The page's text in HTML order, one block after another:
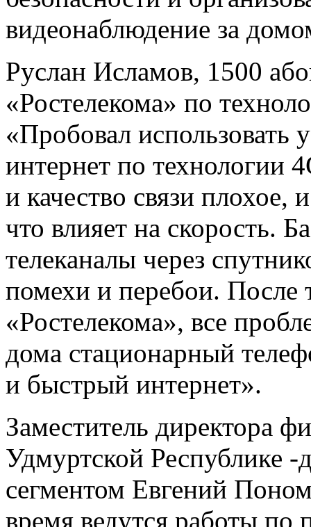
видеонаблюдение за
Руслан Исламов, 1500
«Ростелекома» по
«Пробовал использовать
интернет по технологии
и качество связи плохое,
что влияет на скорость.
телеканалы через
помехи и перебои. После
«Ростелекома», все
дома стационарный
и быстрый интернет».
Заместитель директора
Удмуртской Республике -
сегментом Евгений
время ведутся работы по